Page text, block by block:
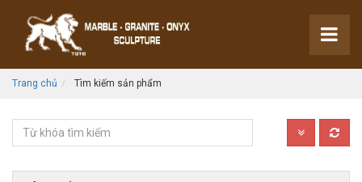
Trang chủ Tìm kiếm sản phẩm